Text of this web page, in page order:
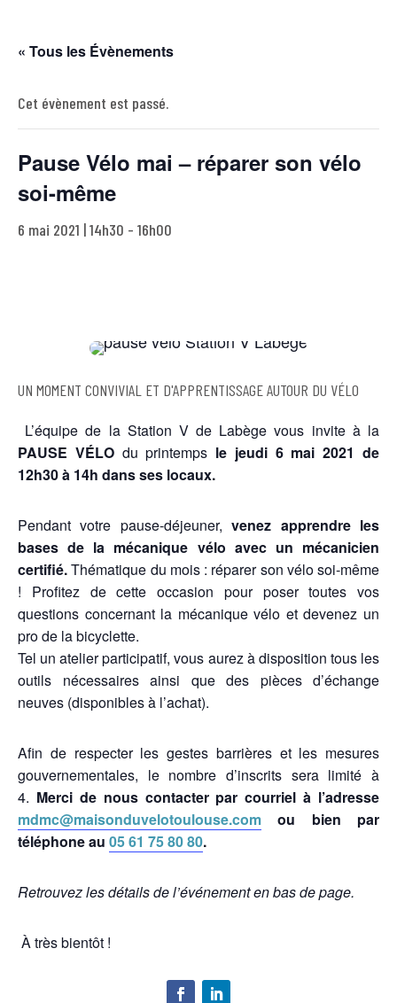
« Tous les Évènements
Cet évènement est passé.
Pause Vélo mai – réparer son vélo
soi-même
6 mai 2021 | 14h30 - 16h00
UN MOMENT CONVIVIAL ET D'APPRENTISSAGE AUTOUR DU VÉLO
L’équipe de la Station V de Labège vous invite à la
PAUSE VÉLO du printemps le jeudi 6 mai 2021 de
12h30 à 14h dans ses locaux.
Pendant votre pause-déjeuner,venez apprendre les
bases de la mécanique vélo avec un mécanicien
certifié.Thématique du mois : réparer son vélo soi-même
! Profitez de cette occasion pour poser toutes vos
questions concernant la mécanique vélo et devenez un
pro de la bicyclette.
Tel un atelier participatif, vous aurez à disposition tous les
outils nécessaires ainsi que des pièces d’échange
neuves (disponibles à l’achat).
Afin de respecter les gestes barrières et les mesures
gouvernementales, le nombre d’inscrits sera limité à
4. Merci de nous contacter par courriel à l’adresse
mdmc@maisonduvelotoulouse.com ou bien par
téléphone au 05 61 75 80 80.
Retrouvez les détails de l’événement en bas de page.
À très bientôt !